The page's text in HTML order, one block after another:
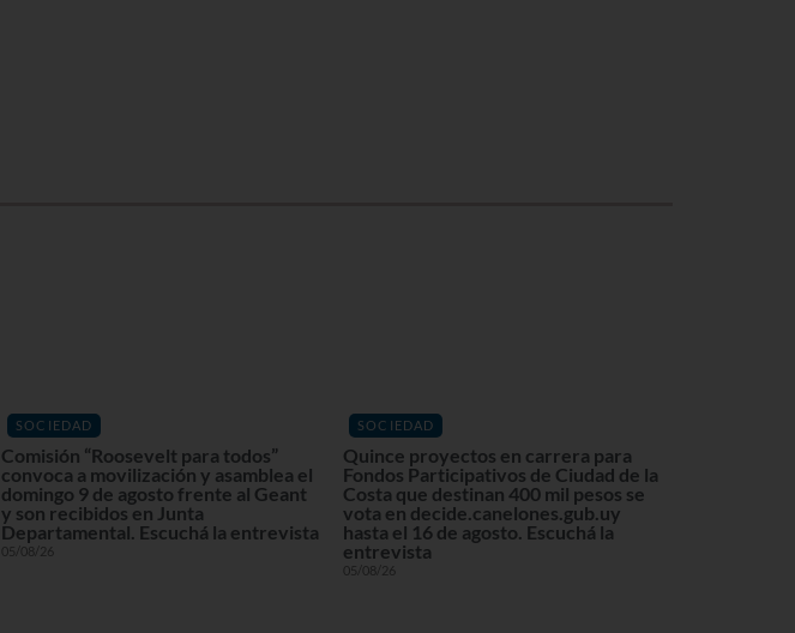
SOCIEDAD
Comisión “Roosevelt para todos”
convoca a movilización y asamblea el
domingo 9 de agosto frente al Geant
y son recibidos en Junta
Departamental. Escuchá la entrevista
05/08/26
SOCIEDAD
Quince proyectos en carrera para
Fondos Participativos de Ciudad de la
Costa que destinan 400 mil pesos se
vota en decide.canelones.gub.uy
hasta el 16 de agosto. Escuchá la
entrevista
05/08/26